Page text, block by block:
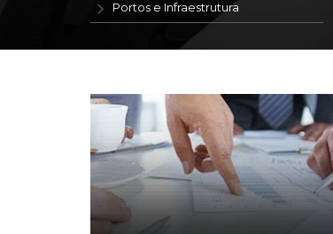
Portos e Infraestrutura